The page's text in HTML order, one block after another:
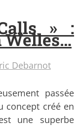
» :
Welles…
Debarnot
passée
concept créé en
une superbe